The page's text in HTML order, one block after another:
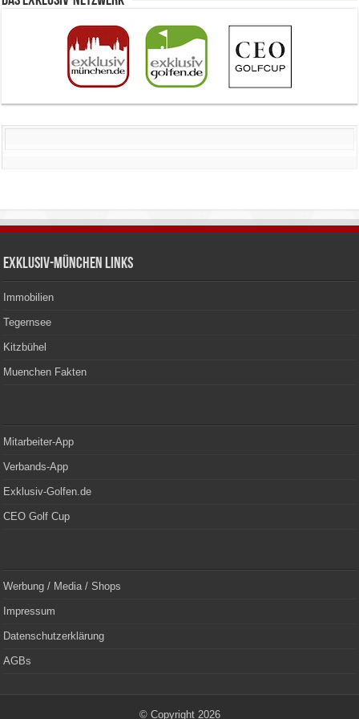
Exklusiv-München Links
Immobilien
Tegernsee
Kitzbühel
Muenchen Fakten
Mitarbeiter-App
Verbands-App
Exklusiv-Golfen.de
CEO Golf Cup
Werbung / Media / Shops
Impressum
Datenschutzerklärung
AGBs
© Copyright 2026